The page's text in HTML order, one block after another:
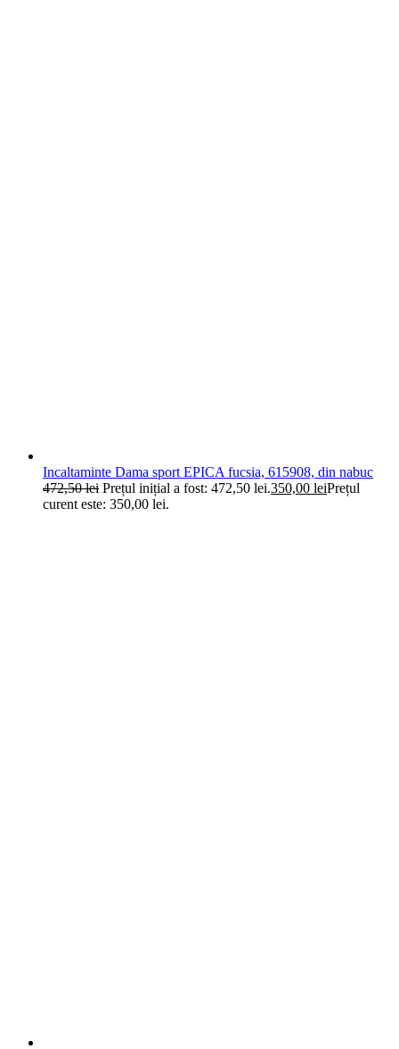
Incaltaminte Dama sport EPICA fucsia, 615908, din nabuc
472,50lei Prețul inițial a fost: 472,50 lei.350,00 leiPrețul
curent este: 350,00 lei.